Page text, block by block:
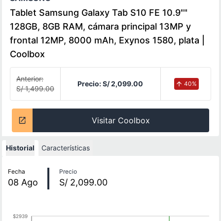
Tablet Samsung Galaxy Tab S10 FE 10.9""
128GB, 8GB RAM, cámara principal 13MP y
frontal 12MP, 8000 mAh, Exynos 1580, plata |
Coolbox
Anterior:
S/ 1,499.00
Precio:S/ 2,099.00 40%
Visitar Coolbox
Historial Características
Fecha
08 Ago
Precio
S/ 2,099.00
$2939